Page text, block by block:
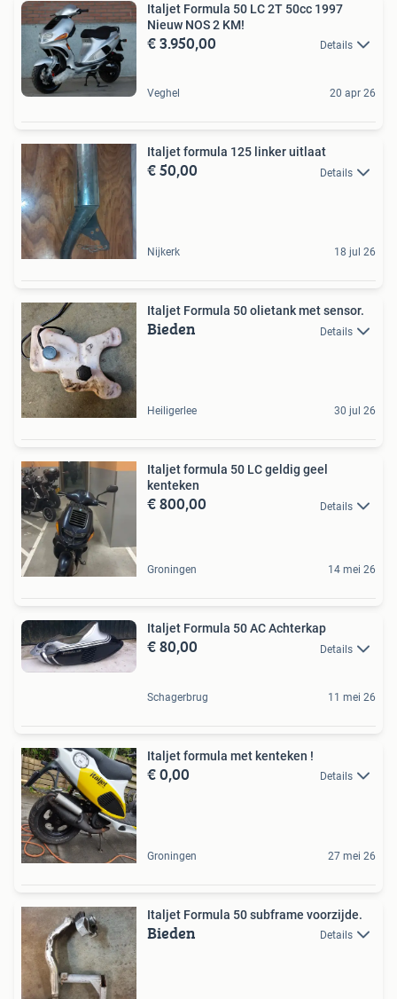
Italjet Formula 50 LC 2T 50cc 1997
Nieuw NOS 2 KM!
€ 3.950,00 Details
Veghel 20 apr 26
Italjet formula 125 linker uitlaat
€ 50,00 Details
Nijkerk 18 jul 26
Italjet Formula 50 olietank met sensor.
Bieden Details
Heiligerlee 30 jul 26
Italjet formula 50 LC geldig geel
kenteken
€ 800,00 Details
Groningen 14 mei 26
Italjet Formula 50 AC Achterkap
€ 80,00 Details
Schagerbrug 11 mei 26
Italjet formula met kenteken !
€ 0,00 Details
Groningen 27 mei 26
Italjet Formula 50 subframe voorzijde.
Bieden Details